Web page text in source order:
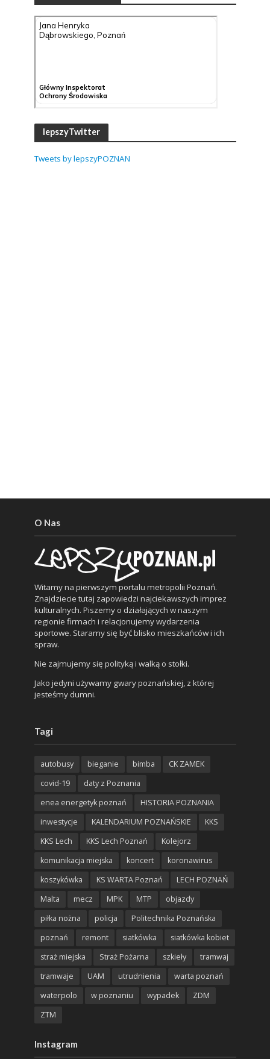
lepszyTwitter
Tweets by lepszyPOZNAN
O Nas
Witamy na pierwszym portalu metropolii Poznań.
Znajdziecie tutaj zapowiedzi najciekawszych imprez
kulturalnych. Piszemy o działających w naszym
regionie firmach i relacjonujemy wydarzenia
sportowe. Staramy się być blisko mieszkańców i ich
spraw.
Nie zajmujemy się polityką i walką o stołki.
Jako jedyni używamy gwary poznańskiej, z której
jesteśmy dumni.
Tagi
autobusy bieganie bimba
CK ZAMEK
covid-19
daty z Poznania
enea energetyk poznań
HISTORIA POZNANIA
inwestycje
KALENDARIUM POZNAŃSKIE
KKS
KKS Lech
KKS Lech Poznań
Kolejorz
komunikacja miejska
koncert
koronawirus
koszykówka
KS WARTA Poznań
LECH POZNAŃ
Malta
mecz MPK MTP
objazdy
piłka nożna
policja
Politechnika Poznańska
poznań
remont siatkówka
siatkówka kobiet
straż miejska
Straż Pożarna szkieły
tramwaj
tramwaje
UAM utrudnienia
warta poznań
waterpolo
w poznaniu wypadek
ZDM
ZTM
Instagram